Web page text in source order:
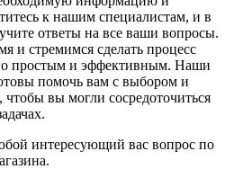
к нашим специалистам, и в
ответы на все ваши вопросы.
и стремимся сделать процесс
простым и эффективным. Наши
помочь вам с выбором и
чтобы вы могли сосредоточиться
интересующий вас вопрос по